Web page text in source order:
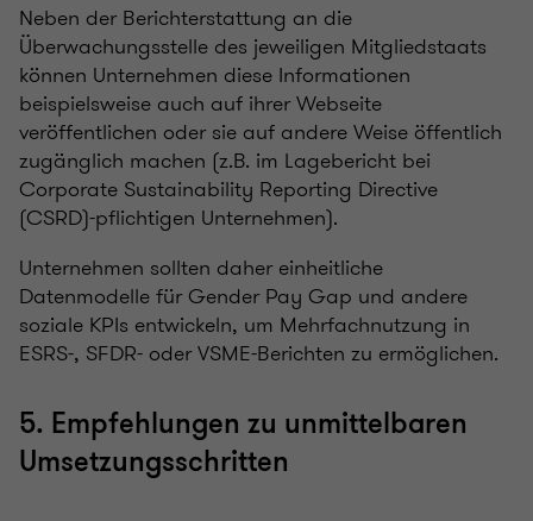
Neben der Berichterstattung an die
Überwachungsstelle des jeweiligen Mitgliedstaats
können Unternehmen diese Informationen
beispielsweise auch auf ihrer Webseite
veröffentlichen oder sie auf andere Weise öffentlich
zugänglich machen (z.B. im Lagebericht bei
Corporate Sustainability Reporting Directive
(CSRD)-pflichtigen Unternehmen).
Unternehmen sollten daher einheitliche
Datenmodelle für Gender Pay Gap und andere
soziale KPIs entwickeln, um Mehrfachnutzung in
ESRS-, SFDR- oder VSME-Berichten zu ermöglichen.
5. Empfehlungen zu unmittelbaren
Umsetzungsschritten